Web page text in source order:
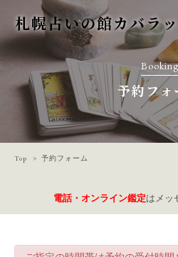
札幌占いの館カバラ
Booking
予約フォ
Top 予約フォーム
電話・オンライン鑑定はメッ